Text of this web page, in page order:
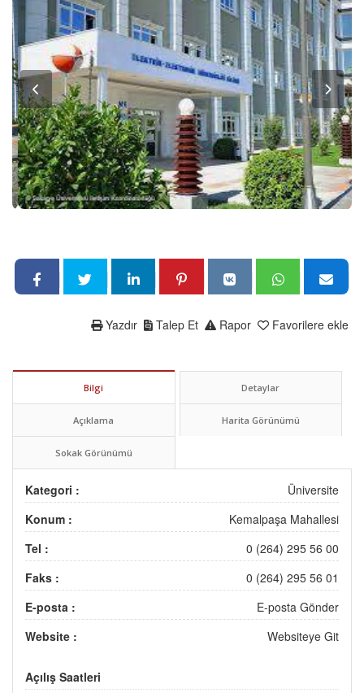
Favorilere ekle
Rapor
Talep Et
Yazdır
Bilgi Detaylar
Açıklama Harita Görünümü
Sokak Görünümü
Kategori :
Üniversite
Konum :
Kemalpaşa Mahallesi
Tel :
0 (264) 295 56 00
Faks :
0 (264) 295 56 01
E-posta :
E-posta Gönder
Website :
Websiteye Git
Açılış Saatleri